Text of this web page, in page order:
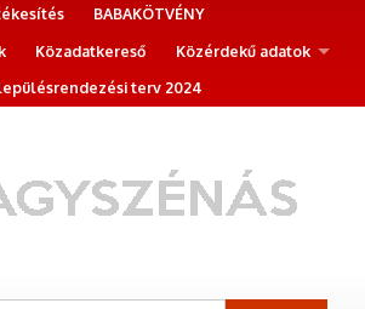
BABAKÖTVÉNY
Közadatkereső
Közérdekű adatok
terv 2024